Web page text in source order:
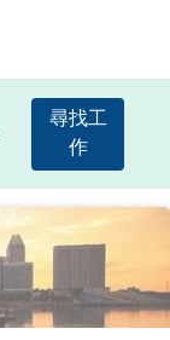
尋找工
作